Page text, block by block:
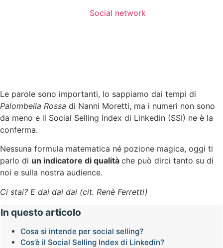
Social network
Le parole sono importanti, lo sappiamo dai tempi di
Palombella Rossa di Nanni Moretti, ma i numeri non sono
da meno e il Social Selling Index di Linkedin (SSI) ne è la
conferma.
Nessuna formula matematica né pozione magica, oggi ti
parlo di un indicatore di qualità che può dirci tanto su di
noi e sulla nostra audience.
Ci stai? E dai dai dai (cit. Renè Ferretti)
In questo articolo
Cosa si intende per social selling?
Cos’è il Social Selling Index di Linkedin?